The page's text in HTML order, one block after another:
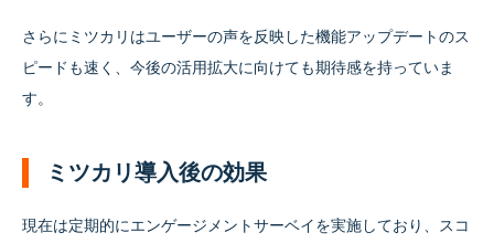
さらにミツカリはユーザーの声を反映した機能アップデートのス
ピードも速く、今後の活用拡大に向けても期待感を持っていま
す。
ミツカリ導入後の効果
現在は定期的にエンゲージメントサーベイを実施しており、スコ